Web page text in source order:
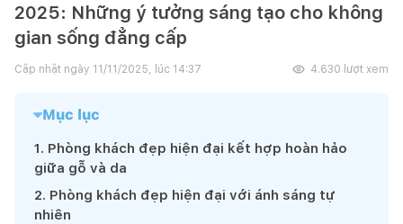
2025: Những ý tưởng sáng tạo cho không
gian sống đẳng cấp
Cập nhật ngày 11/11/2025, lúc 14:37 4.630 lượt xem
Mục lục
1. Phòng khách đẹp hiện đại kết hợp hoàn hảo
giữa gỗ và da
2. Phòng khách đẹp hiện đại với ánh sáng tự
nhiên